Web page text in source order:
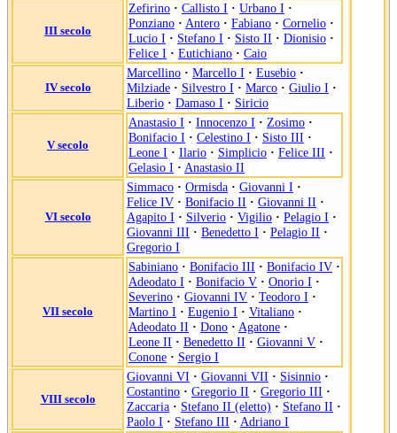
III secolo
Zefirino · Callisto I · Urbano I ·
Ponziano · Antero · Fabiano · Cornelio ·
Lucio I · Stefano I · Sisto II · Dionisio ·
Felice I · Eutichiano · Caio
IV secolo
Marcellino · Marcello I · Eusebio ·
Milziade · Silvestro I · Marco · Giulio I ·
Liberio · Damaso I · Siricio
V secolo
Anastasio I · Innocenzo I · Zosimo ·
Bonifacio I · Celestino I · Sisto III ·
Leone I · Ilario · Simplicio · Felice III ·
Gelasio I · Anastasio II
VI secolo
Simmaco · Ormisda · Giovanni I ·
Felice IV · Bonifacio II · Giovanni II ·
Agapito I · Silverio · Vigilio · Pelagio I ·
Giovanni III · Benedetto I · Pelagio II ·
Gregorio I
VII secolo
Sabiniano · Bonifacio III · Bonifacio IV ·
Adeodato I · Bonifacio V · Onorio I ·
Severino · Giovanni IV · Teodoro I ·
Martino I · Eugenio I · Vitaliano ·
Adeodato II · Dono · Agatone ·
Leone II · Benedetto II · Giovanni V ·
Conone · Sergio I
VIII secolo
Giovanni VI · Giovanni VII · Sisinnio ·
Costantino · Gregorio II · Gregorio III ·
Zaccaria · Stefano II (eletto) · Stefano II ·
Paolo I · Stefano III · Adriano I